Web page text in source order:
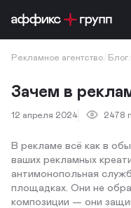
Рекламное агентство Блог
Зачем в
12 апреля 2024 2478
В рекламе всё как в
ваших рекламных
антимонопольная
площадках. Они не
композиции — они